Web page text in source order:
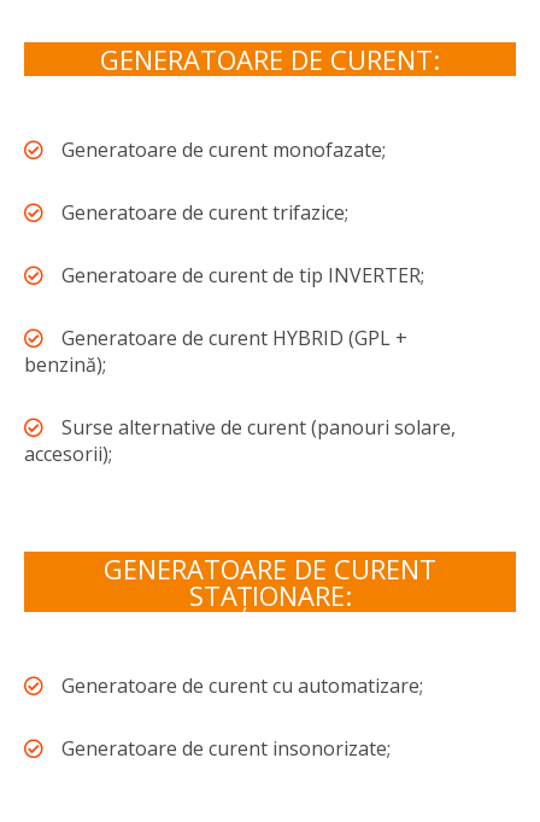
GENERATOARE DE CURENT:
Generatoare de curent monofazate;
Generatoare de curent trifazice;
Generatoare de curent de tip INVERTER;
Generatoare de curent HYBRID (GPL +
benzină);
Surse alternative de curent (panouri solare,
accesorii);
GENERATOARE DE CURENT
STAȚIONARE:
Generatoare de curent cu automatizare;
Generatoare de curent insonorizate;